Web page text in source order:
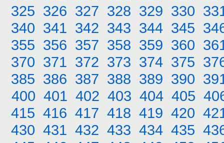
325 326 327 328 329 330
340 341 342 343 344 345
355 356 357 358 359 360
370 371 372 373 374 375
385 386 387 388 389 390
400 401 402 403 404 405
415 416 417 418 419 420
430 431 432 433 434 435